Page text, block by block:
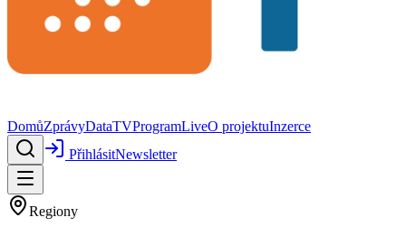
DomůZprávyDataTVProgramLiveO projektuInzerce
PřihlásitNewsletter
Regiony